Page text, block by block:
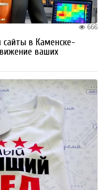
666
в Каменске-
ваших